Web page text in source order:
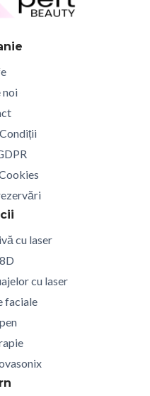
noi
cu laser
cu laser
faciale